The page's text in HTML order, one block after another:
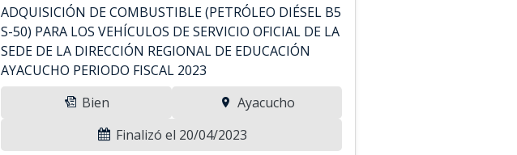
ADQUISICIÓN DE COMBUSTIBLE (PETRÓLEO DIÉSEL B5
S-50) PARA LOS VEHÍCULOS DE SERVICIO OFICIAL DE LA
SEDE DE LA DIRECCIÓN REGIONAL DE EDUCACIÓN
AYACUCHO PERIODO FISCAL 2023
Bien
Ayacucho
Finalizó el 20/04/2023